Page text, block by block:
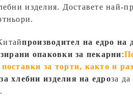
изделия. Доставете най-
производител на едро на
опаковки за пекарни:
за торти, както и
хлебни изделия на едроза